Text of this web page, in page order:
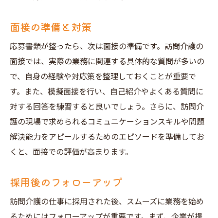
面接の準備と対策
応募書類が整ったら、次は面接の準備です。訪問介護の
面接では、実際の業務に関連する具体的な質問が多いの
で、自身の経験や対応策を整理しておくことが重要で
す。また、模擬面接を行い、自己紹介やよくある質問に
対する回答を練習すると良いでしょう。さらに、訪問介
護の現場で求められるコミュニケーションスキルや問題
解決能力をアピールするためのエピソードを準備してお
くと、面接での評価が高まります。
採用後のフォローアップ
訪問介護の仕事に採用された後、スムーズに業務を始め